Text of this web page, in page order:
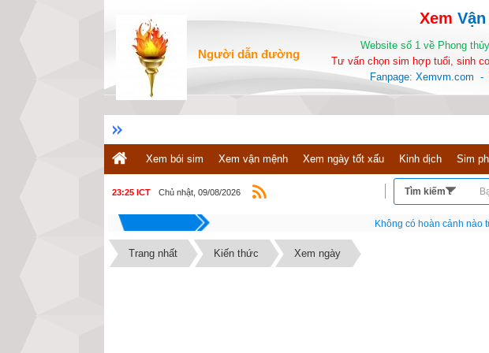
Người dẫn đường
Xem
Website số 1 về Phong
Tư vấn chọn sim hợp tuổi, sinh
Fanpage: Xemvm.com -
Xem bói sim Xem vận mệnh Xem ngày tốt xấu Kinh dịch Sim
23:25 ICT Chủ nhật, 09/08/2026
Nếu như không chịu học tập
Trang nhất Kiến thức Xem ngày